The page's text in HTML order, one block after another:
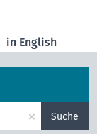
in English
× Suche